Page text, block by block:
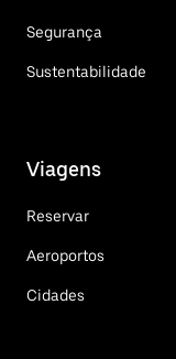
Segurança
Sustentabilidade
Viagens
Reservar
Aeroportos
Cidades